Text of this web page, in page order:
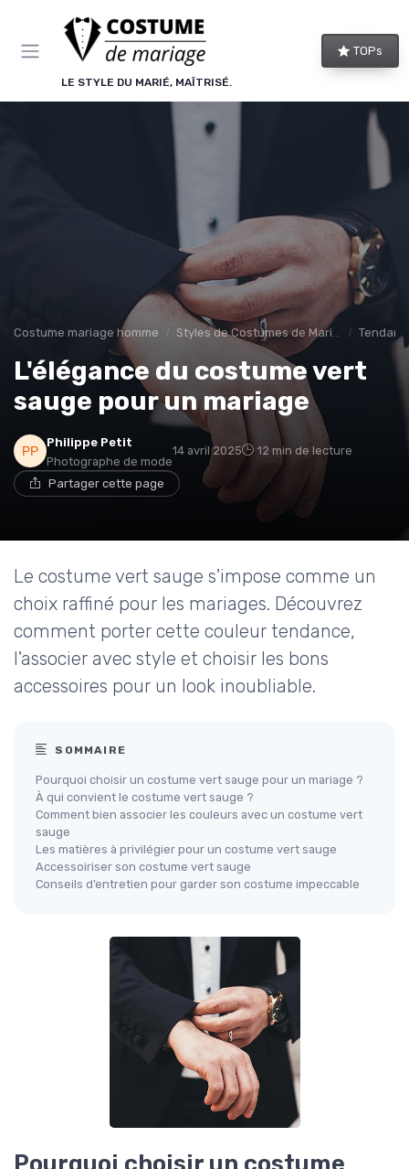
LE STYLE DU MARIÉ, MAÎTRISÉ.
TOPs
Costume mariage homme Styles de Costumes de Mariage
L'élégance du costume vert
sauge pour un mariage
Philippe Petit
Photographe de mode
14 avril 2025 12 min de lecture
Partager cette page
Le costume vert sauge s'impose comme un
choix raffiné pour les mariages. Découvrez
comment porter cette couleur tendance,
l'associer avec style et choisir les bons
accessoires pour un look inoubliable.
SOMMAIRE
Pourquoi choisir un costume vert sauge pour un mariage ?
À qui convient le costume vert sauge ?
Comment bien associer les couleurs avec un costume vert
sauge
Les matières à privilégier pour un costume vert sauge
Accessoiriser son costume vert sauge
Conseils d’entretien pour garder son costume impeccable
Pourquoi choisir un costume